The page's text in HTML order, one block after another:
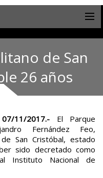
de San
26 años
11/2017.- El Parque
Fernández Feo,
San Cristóbal, estado
sido decretado como
Instituto Nacional de